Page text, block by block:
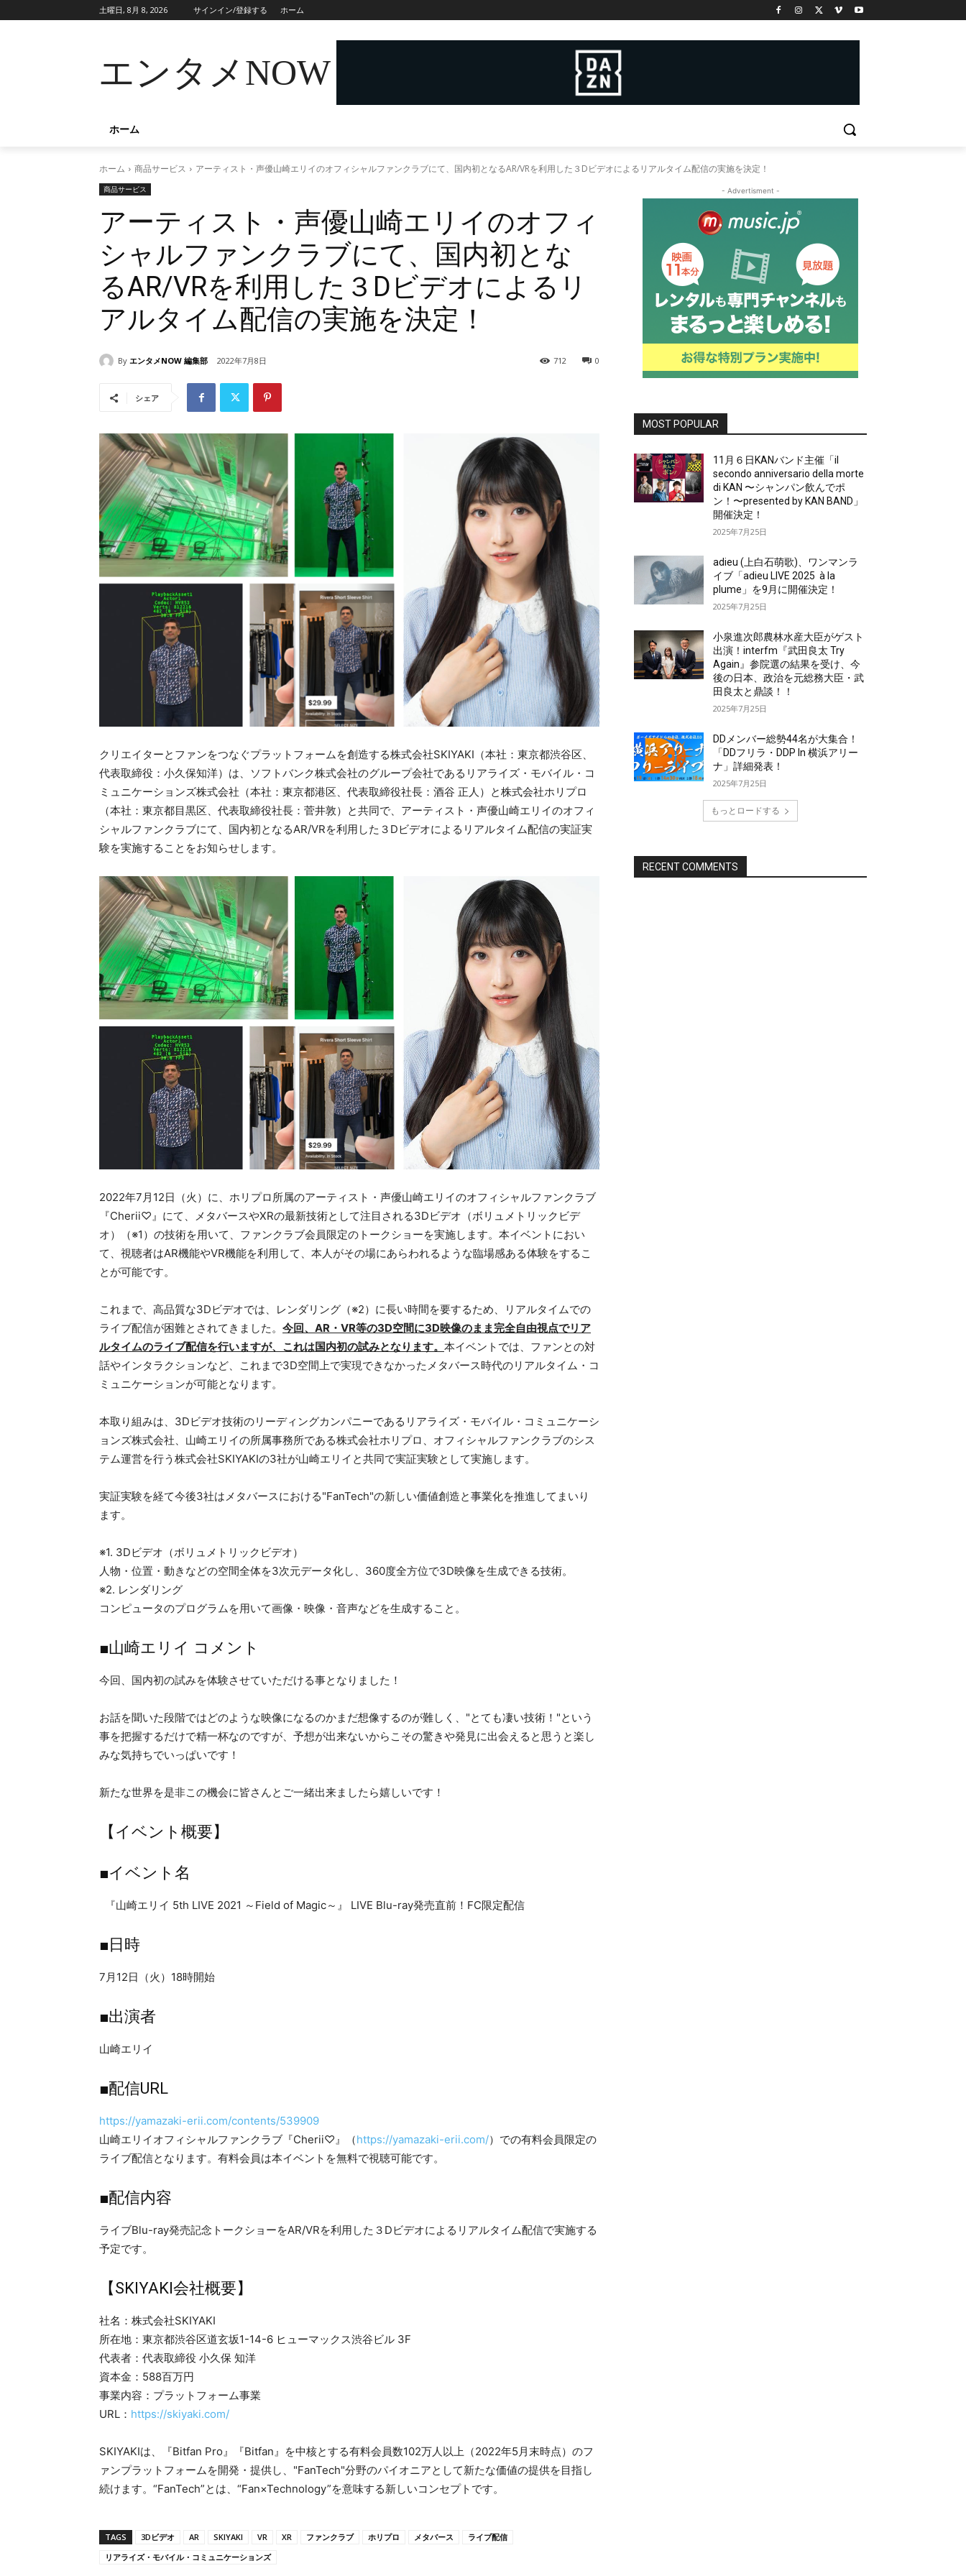
土曜日, 8月 8, 2026 サインイン/登録する ホーム
エンタメNOW
ホーム
ホーム 商品サービス アーティスト・声優山崎エリイのオフィシャルファンクラブにて、国内初となるAR/VRを利用した３Dビデオによるリアルタイム配信の実施を決定！
商品サービス
アーティスト・声優山崎エリイのオフィ
シャルファンクラブにて、国内初とな
るAR/VRを利用した３Dビデオによるリ
アルタイム配信の実施を決定！
By エンタメNOW 編集部 2022年7月8日 0
712
シェア
クリエイターとファンをつなぐプラットフォームを創造する株式会社SKIYAKI（本社：東京都渋谷区、
代表取締役：小久保知洋）は、ソフトバンク株式会社のグループ会社であるリアライズ・モバイル・コ
ミュニケーションズ株式会社（本社：東京都港区、代表取締役社長：酒谷 正人）と株式会社ホリプロ
（本社：東京都目黒区、代表取締役社長：菅井敦）と共同で、アーティスト・声優山崎エリイのオフィ
シャルファンクラブにて、国内初となるAR/VRを利用した３Dビデオによるリアルタイム配信の実証実
験を実施することをお知らせします。
2022年7月12日（火）に、ホリプロ所属のアーティスト・声優山崎エリイのオフィシャルファンクラブ
『Cherii♡』にて、メタバースやXRの最新技術として注目される3Dビデオ（ボリュメトリックビデ
オ）（※1）の技術を用いて、ファンクラブ会員限定のトークショーを実施します。本イベントにおい
て、視聴者はAR機能やVR機能を利用して、本人がその場にあらわれるような臨場感ある体験をするこ
とが可能です。
これまで、高品質な3Dビデオでは、レンダリング（※2）に長い時間を要するため、リアルタイムでの
ライブ配信が困難とされてきました。 今回、AR・VR等の3D空間に3D映像のまま完全自由視点でリア
ルタイムのライブ配信を行いますが、これは国内初の試みとなります。 本イベントでは、ファンとの対
話やインタラクションなど、これまで3D空間上で実現できなかったメタバース時代のリアルタイム・コ
ミュニケーションが可能となります。
本取り組みは、3Dビデオ技術のリーディングカンパニーであるリアライズ・モバイル・コミュニケーシ
ョンズ株式会社、山崎エリイの所属事務所である株式会社ホリプロ、オフィシャルファンクラブのシス
テム運営を行う株式会社SKIYAKIの3社が山崎エリイと共同で実証実験として実施します。
実証実験を経て今後3社はメタバースにおける"FanTech"の新しい価値創造と事業化を推進してまいり
ます。
※1. 3Dビデオ（ボリュメトリックビデオ）
人物・位置・動きなどの空間全体を3次元データ化し、360度全方位で3D映像を生成できる技術。
※2. レンダリング
コンピュータのプログラムを用いて画像・映像・音声などを生成すること。
■山崎エリイ コメント
今回、国内初の試みを体験させていただける事となりました！
お話を聞いた段階ではどのような映像になるのかまだ想像するのが難しく、"とても凄い技術！"という
事を把握するだけで精一杯なのですが、予想が出来ないからこその驚きや発見に出会えると思うと楽し
みな気持ちでいっぱいです！
新たな世界を是非この機会に皆さんとご一緒出来ましたら嬉しいです！
【イベント概要】
■イベント名
『山崎エリイ 5th LIVE 2021 ～Field of Magic～』 LIVE Blu-ray発売直前！FC限定配信
■日時
7月12日（火）18時開始
■出演者
山崎エリイ
■配信URL
https://yamazaki-erii.com/contents/539909
山崎エリイオフィシャルファンクラブ『Cherii♡』（https://yamazaki-erii.com/）での有料会員限定の
ライブ配信となります。有料会員は本イベントを無料で視聴可能です。
■配信内容
ライブBlu-ray発売記念トークショーをAR/VRを利用した３Dビデオによるリアルタイム配信で実施する
予定です。
【SKIYAKI会社概要】
社名：株式会社SKIYAKI
所在地：​東京都渋谷区道玄坂1-14-6 ヒューマックス渋谷ビル 3F
代表者：代表取締役 小久保 知洋
資本金：588百万円
事業内容：プラットフォーム事業
URL： https://skiyaki.com/
SKIYAKIは、『Bitfan Pro』『Bitfan』を中核とする有料会員数102万人以上（2022年5月末時点）のフ
ァンプラットフォームを開発・提供し、"FanTech"分野のパイオニアとして新たな価値の提供を目指し
続けます。“FanTech”とは、“Fan×Technology”を意味する新しいコンセプトです。
TAGS 3Dビデオ AR SKIYAKI VR XR ファンクラブ ホリプロ メタバース
ライブ配信
リアライズ・モバイル・コミュニケーションズ
- Advertisment -
MOST POPULAR
11月６日KANバンド主催「il
secondo anniversario della morte
di KAN 〜シャンパン飲んでポ
ン！〜presented by KAN BAND」
開催決定！
2025年7月25日
adieu (上白石萌歌)、ワンマンラ
イブ「adieu LIVE 2025 à la
plume」を9月に開催決定！
2025年7月25日
小泉進次郎農林水産大臣がゲスト
出演！interfm『武田良太 Try
Again』参院選の結果を受け、今
後の日本、政治を元総務大臣・武
田良太と鼎談！！
2025年7月25日
DDメンバー総勢44名が大集合！
「DDフリラ・DDP In 横浜アリー
ナ」詳細発表！
2025年7月25日
もっとロードする
RECENT COMMENTS